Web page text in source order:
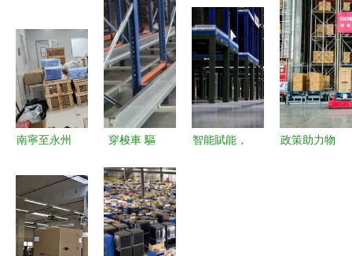
啟工廠物流
自動化新篇
章
領物流及倉
儲自動化工
程設備新篇
章
華南國際瓦
楞展引領倉
儲與工廠自
動化新浪潮
現代供應鏈
的五大核心
系統
南寧至永州
務與倉儲自
動化解決方
案
穿梭車 驅
邁向智能高
效新時代
智能賦能，
政策助力物